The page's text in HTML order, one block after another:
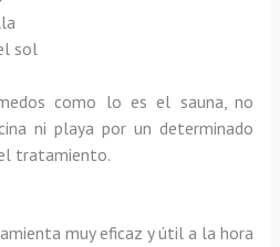
sol
como lo es el sauna, no
ni playa por un determinado
tratamiento.
muy eficaz y útil a la hora